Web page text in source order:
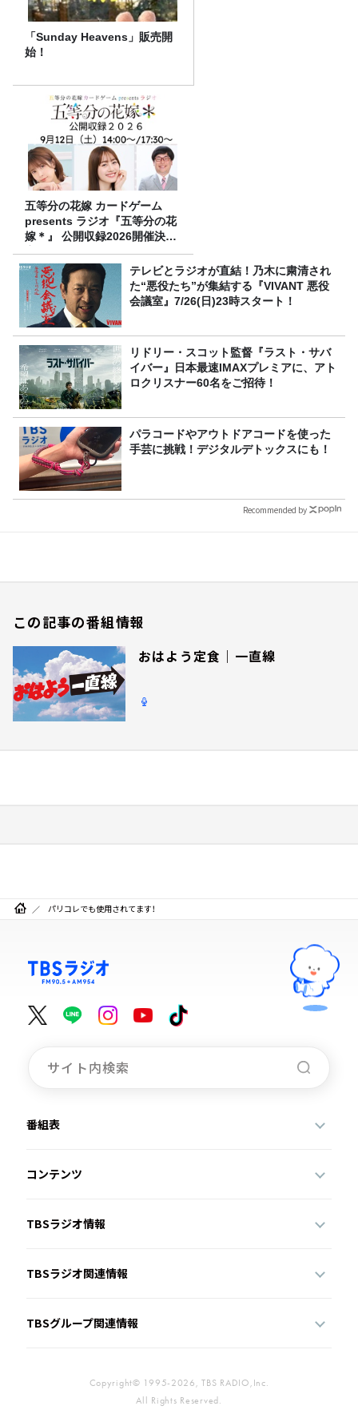
「Sunday Heavens」販売開
始！
五等分の花嫁 カードゲーム
presents ラジオ『五等分の花
嫁＊』 公開収録2026開催決
定！
テレビとラジオが直結！乃木に粛清され
た“悪役たち”が集結する『VIVANT 悪役
会議室』7/26(日)23時スタート！
リドリー・スコット監督『ラスト・サバ
イバー』日本最速IMAXプレミアに、アト
ロクリスナー60名をご招待！
パラコードやアウトドアコードを使った
手芸に挑戦！デジタルデトックスにも！
Recommended by
この記事の番組情報
おはよう定食｜一直線
パリコレでも使用されてます！
番組表
コンテンツ
TBSラジオ情報
TBSラジオ関連情報
TBSグループ関連情報
Copyright© 1995-2026, TBS RADIO,Inc.
All Rights Reserved.